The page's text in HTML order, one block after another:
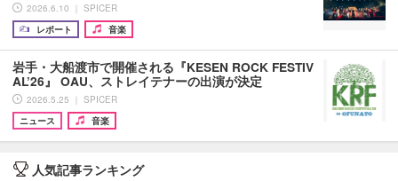
2026.6.10 ｜ SPICER
レポート
音楽
岩手・大船渡市で開催される『KESEN ROCK FESTIV
AL’26』 OAU、ストレイテナーの出演が決定
2026.5.25 ｜ SPICER
ニュース
音楽
人気記事ランキング